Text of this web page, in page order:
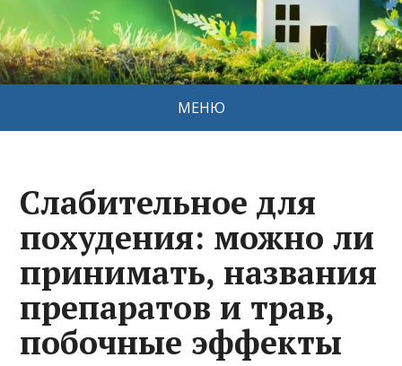
МЕНЮ
Слабительное для
похудения: можно ли
принимать, названия
препаратов и трав,
побочные эффекты